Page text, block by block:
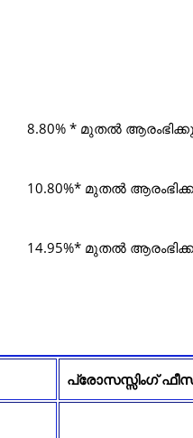
8.80% * മുതൽ
10.80%* മുതൽ
14.95%* മുതൽ
പ്രോസസ്സിംഗ്